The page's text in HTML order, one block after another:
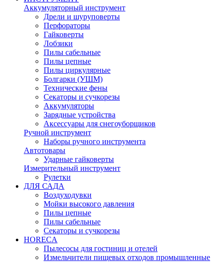
Аккумуляторный инструмент
Дрели и шуруповерты
Перфораторы
Гайковерты
Лобзики
Пилы сабельные
Пилы цепные
Пилы циркулярные
Болгарки (УШМ)
Технические фены
Секаторы и сучкорезы
Аккумуляторы
Зарядные устройства
Аксессуары для снегоуборщиков
Ручной инструмент
Наборы ручного инструмента
Автотовары
Ударные гайковерты
Измерительный инструмент
Рулетки
ДЛЯ САДА
Воздуходувки
Мойки высокого давления
Пилы цепные
Пилы сабельные
Секаторы и сучкорезы
HORECA
Пылесосы для гостиниц и отелей
Измельчители пищевых отходов промышленные